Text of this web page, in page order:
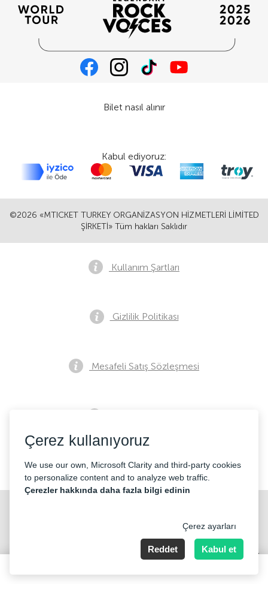
©2026 «MTICKET TURKEY ORGANİZASYON HİZMETLERİ LİMİTED
ŞİRKETİ» Tüm hakları Saklıdır
Bilet nasıl alınır
Kabul ediyoruz:
Kullanım Şartları
Gizlilik Politikası
Mesafeli Satış Sözleşmesi
İletişim
Merkez Mahallesi Abide-i Hürriyet cd Sibel ap No 161 Kat 2 Daire 3
Çerez kullanıyoruz
We use our own, Microsoft Clarity and third-party cookies
to personalize content and to analyze web traffic.
Çerezler hakkında daha fazla bilgi edinin
Çerez ayarları
Reddet Kabul et